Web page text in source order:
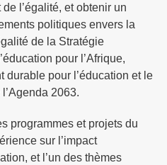
l’égalité, et obtenir un
politiques envers la
de la Stratégie
pour l’Afrique,
durable pour l’éducation et le
2063.
programmes et projets du
sur l’impact
et l’un des thèmes